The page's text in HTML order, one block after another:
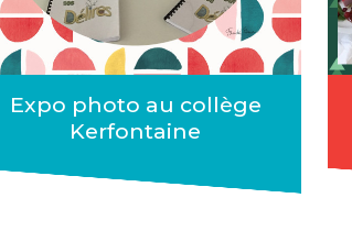
Expo photo au collège
Kerfontaine